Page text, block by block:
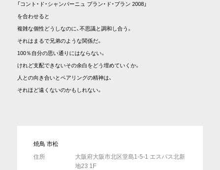
「コント・ド・シャンパーニュ ブラン・ド・ブラン 2008」
を合わせると
複雑な個性どうしなのに、不思議と調和し合う。
それはまるで兄弟のような関係だ。
100％自分の思い通りにはならない。
けれど支配できないその余白をどう埋めていくか。
人との向き合いとペアリングの精神は、
それほど遠くないのかもしれない。
焼鳥 市松
住所
大阪府大阪市北区堂島1-5-1 エスパス北新
地23 1F